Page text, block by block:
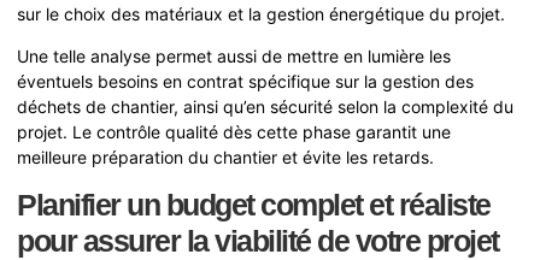
sur le choix des matériaux et la gestion énergétique du projet.
Une telle analyse permet aussi de mettre en lumière les
éventuels besoins en contrat spécifique sur la gestion des
déchets de chantier, ainsi qu’en sécurité selon la complexité du
projet. Le contrôle qualité dès cette phase garantit une
meilleure préparation du chantier et évite les retards.
Planifier un budget complet et réaliste
pour assurer la viabilité de votre projet